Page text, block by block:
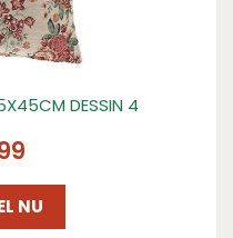
DESSIN 4
NU